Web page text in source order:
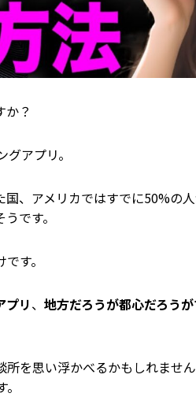
？
アプリ。
、アメリカではすでに50%の
です。
す。
プリ、地方だろうが都心だろう
を思い浮かべるかもしれませ